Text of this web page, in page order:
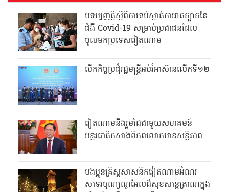
បទប្បញ្ញត្តិស្តីពីការទប់ស្កាត់ការរាតត្បាតនៃ
ជំងឺ Covid-19 សម្រាប់ប្រជាជនដែល
ចូលមកប្រទេសវៀតណាម
បើកកិច្ចប្រជុំរដ្ឋមន្ត្រីអប់រំអាស៊ានលើកទី១២
វៀតណាមនឹងរួមដៃជាមួយសហគមន៍
អន្តរជាតិកសាងពិភពលោកមានសន្តិភាព
បងប្អូនគ្រិស្តសាសនិកវៀតណាមអំណរ
សាទរបុណ្យណូអែលដ៏សុខសាន្តត្រាណក្នុង